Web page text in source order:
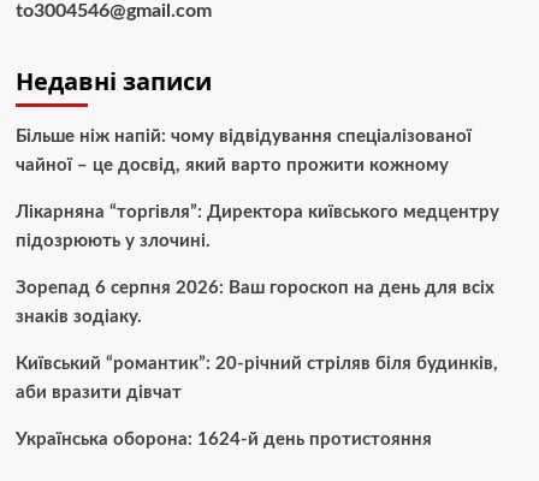
to3004546@gmail.com
Недавні записи
Більше ніж напій: чому відвідування спеціалізованої
чайної – це досвід, який варто прожити кожному
Лікарняна “торгівля”: Директора київського медцентру
підозрюють у злочині.
Зорепад 6 серпня 2026: Ваш гороскоп на день для всіх
знаків зодіаку.
Київський “романтик”: 20-річний стріляв біля будинків,
аби вразити дівчат
Українська оборона: 1624-й день протистояння